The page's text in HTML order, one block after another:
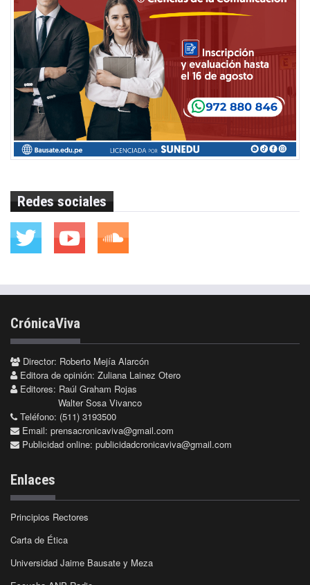
Redes sociales
CrónicaViva
Director: Roberto Mejía Alarcón
Editora de opinión: Zuliana Lainez Otero
Editores: Raúl Graham Rojas
Walter Sosa Vivanco
Teléfono: (511) 3193500
Email: prensacronicaviva@gmail.com
Publicidad online: publicidadcronicaviva@gmail.com
Enlaces
Principios Rectores
Carta de Ética
Universidad Jaime Bausate y Meza